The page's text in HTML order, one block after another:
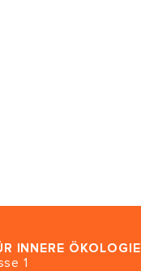
INNERE ÖKOLOGIE
1